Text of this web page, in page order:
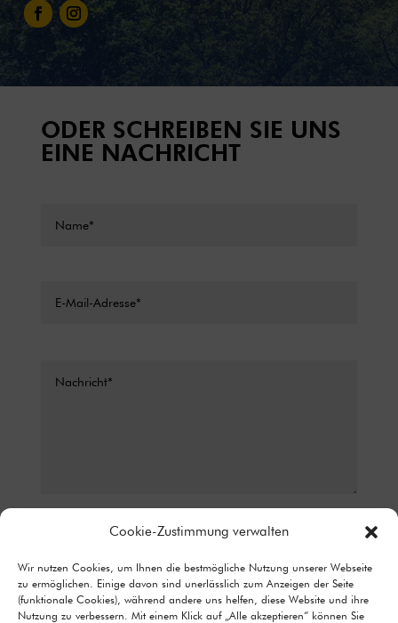
Cookie-Zustimmung verwalten
Wir nutzen Cookies, um Ihnen die bestmögliche Nutzung unserer Webseite
zu ermöglichen. Einige davon sind unerlässlich zum Anzeigen der Seite
(funktionale Cookies), während andere uns helfen, diese Website und ihre
Nutzung zu verbessern. Mit einem Klick auf „Alle akzeptieren“ können Sie
ODER SCHREIBEN SIE UNS
EINE NACHRICHT
KONTAKTFORMULAR ZUR BEANTWORTUNG MEINER ANFRAGE
ERHOBEN UND VERARBEITET WERDEN. DETAILLIERTE
INFORMATIONEN ZUM UMGANG MIT NUTZERDATEN FINDEN SIE IN
UNSERER DATENSCHUTZERKLÄRUNG.